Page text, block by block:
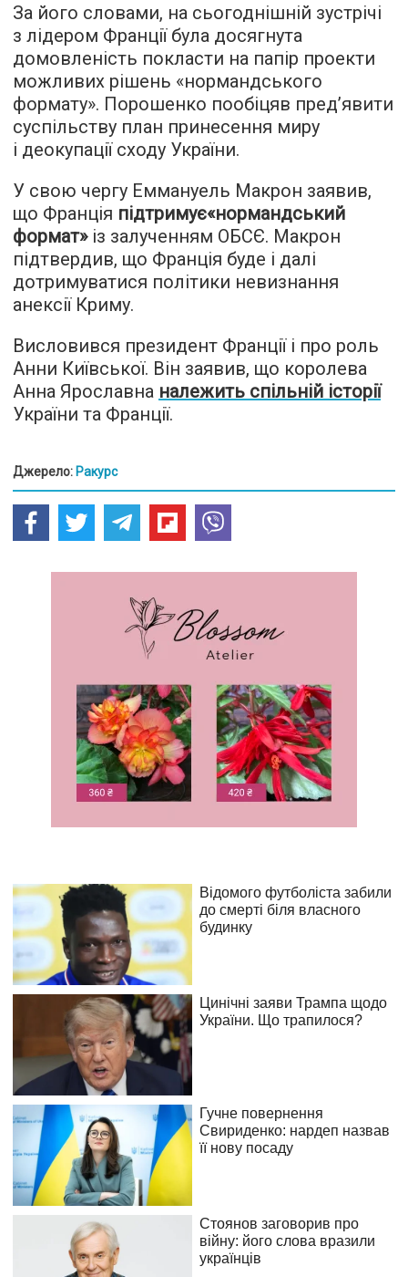
За його словами, на сьогоднішній зустрічі
з лідером Франції була досягнута
домовленість покласти на папір проекти
можливих рішень «нормандського
формату». Порошенко пообіцяв пред’явити
суспільству план принесення миру
і деокупації сходу України.
У свою чергу Еммануель Макрон заявив,
що Франція підтримує«нормандський
формат»із залученням ОБСЄ. Макрон
підтвердив, що Франція буде і далі
дотримуватися політики невизнання
анексії Криму.
Висловився президент Франції і про роль
Анни Київської. Він заявив, що королева
Анна Ярославна належить спільній історії
України та Франції.
Джерело: Ракурс